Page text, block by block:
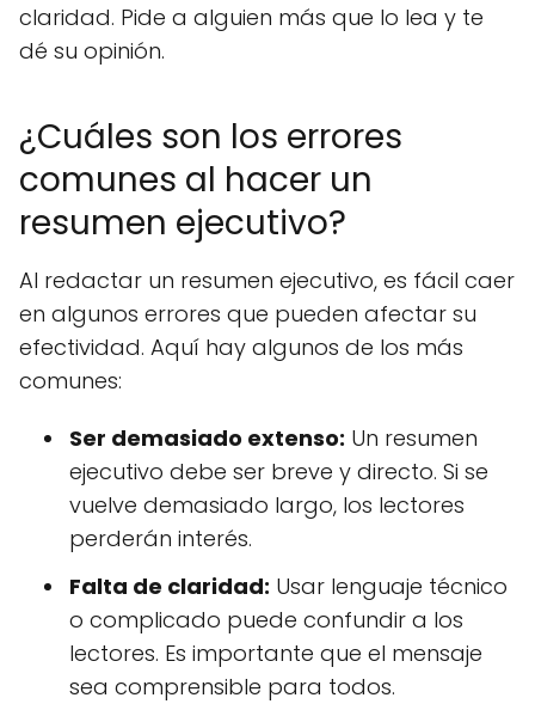
claridad. Pide a alguien más que lo lea y te
dé su opinión.
¿Cuáles son los errores
comunes al hacer un
resumen ejecutivo?
Al redactar un resumen ejecutivo, es fácil caer
en algunos errores que pueden afectar su
efectividad. Aquí hay algunos de los más
comunes:
Ser demasiado extenso: Un resumen
ejecutivo debe ser breve y directo. Si se
vuelve demasiado largo, los lectores
perderán interés.
Falta de claridad: Usar lenguaje técnico
o complicado puede confundir a los
lectores. Es importante que el mensaje
sea comprensible para todos.